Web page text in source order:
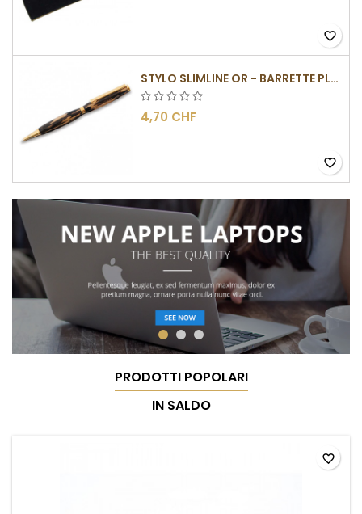
favorite_border
STYLO SLIMLINE OR - BARRETTE PLATE
4,70 CHF
favorite_border
PRODOTTI POPOLARI
IN SALDO
favorite_border